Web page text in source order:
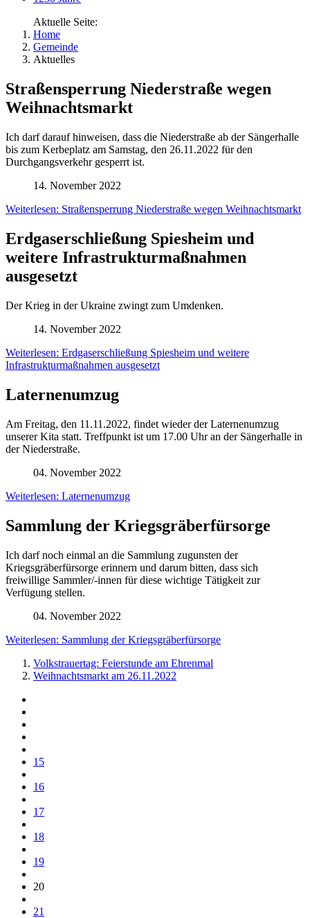
Aktuelle Seite:
Home
Gemeinde
Aktuelles
Straßensperrung Niederstraße wegen
Weihnachtsmarkt
Ich darf darauf hinweisen, dass die Niederstraße ab der Sängerhalle
bis zum Kerbeplatz am Samstag, den 26.11.2022 für den
Durchgangsverkehr gesperrt ist.
14. November 2022
Weiterlesen: Straßensperrung Niederstraße wegen Weihnachtsmarkt
Erdgaserschließung Spiesheim und
weitere Infrastrukturmaßnahmen
ausgesetzt
Der Krieg in der Ukraine zwingt zum Umdenken.
14. November 2022
Weiterlesen: Erdgaserschließung Spiesheim und weitere
Infrastrukturmaßnahmen ausgesetzt
Laternenumzug
Am Freitag, den 11.11.2022, findet wieder der Laternenumzug
unserer Kita statt. Treffpunkt ist um 17.00 Uhr an der Sängerhalle in
der Niederstraße.
04. November 2022
Weiterlesen: Laternenumzug
Sammlung der Kriegsgräberfürsorge
Ich darf noch einmal an die Sammlung zugunsten der
Kriegsgräberfürsorge erinnern und darum bitten, dass sich
freiwillige Sammler/-innen für diese wichtige Tätigkeit zur
Verfügung stellen.
04. November 2022
Weiterlesen: Sammlung der Kriegsgräberfürsorge
Volkstrauertag: Feierstunde am Ehrenmal
Weihnachtsmarkt am 26.11.2022
15
16
17
18
19
20
21